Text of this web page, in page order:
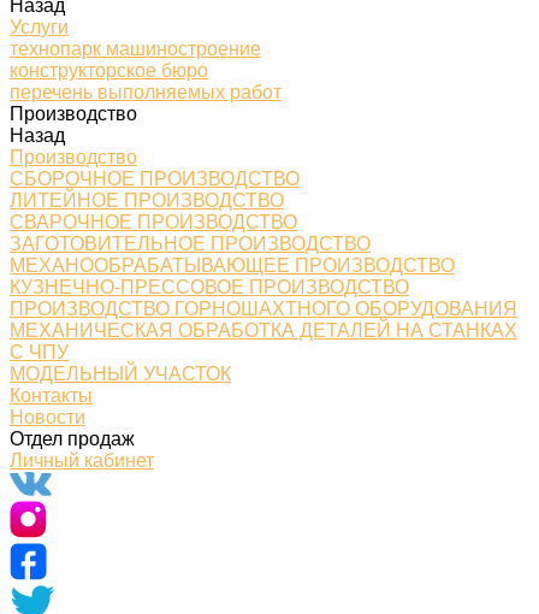
Назад
Услуги
технопарк машиностроение
конструкторское бюро
перечень выполняемых работ
Производство
Назад
Производство
СБОРОЧНОЕ ПРОИЗВОДСТВО
ЛИТЕЙНОЕ ПРОИЗВОДСТВО
СВАРОЧНОЕ ПРОИЗВОДСТВО
ЗАГОТОВИТЕЛЬНОЕ ПРОИЗВОДСТВО
МЕХАНООБРАБАТЫВАЮЩЕЕ ПРОИЗВОДСТВО
КУЗНЕЧНО-ПРЕССОВОЕ ПРОИЗВОДСТВО
ПРОИЗВОДСТВО ГОРНОШАХТНОГО ОБОРУДОВАНИЯ
МЕХАНИЧЕСКАЯ ОБРАБОТКА ДЕТАЛЕЙ НА СТАНКАХ
С ЧПУ
МОДЕЛЬНЫЙ УЧАСТОК
Контакты
Новости
Отдел продаж
Личный кабинет